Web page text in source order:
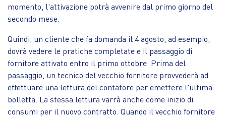
momento, l'attivazione potrà avvenire dal primo giorno del
secondo mese.
Quindi, un cliente che fa domanda il 4 agosto, ad esempio,
dovrà vedere le pratiche completate e il passaggio di
fornitore attivato entro il primo ottobre. Prima del
passaggio, un tecnico del vecchio fornitore provvederà ad
effettuare una lettura del contatore per emettere l'ultima
bolletta. La stessa lettura varrà anche come inizio di
consumi per il nuovo contratto. Quando il vecchio fornitore